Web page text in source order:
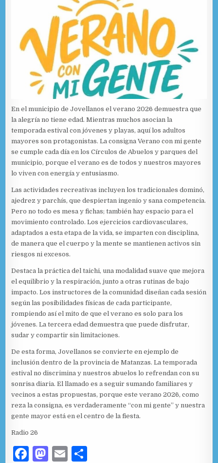
En el municipio de Jovellanos el verano 2026 demuestra que
la alegría no tiene edad. Mientras muchos asocian la
temporada estival con jóvenes y playas, aquí los adultos
mayores son protagonistas. La consigna Verano con mi gente
se cumple cada día en los Círculos de Abuelos y parques del
municipio, porque el verano es de todos y nuestros mayores
lo viven con energía y entusiasmo.
Las actividades recreativas incluyen los tradicionales dominó,
ajedrez y parchís, que despiertan ingenio y sana competencia.
Pero no todo es mesa y fichas; también hay espacio para el
movimiento controlado. Los ejercicios cardiovasculares,
adaptados a esta etapa de la vida, se imparten con disciplina,
de manera que el cuerpo y la mente se mantienen activos sin
riesgos ni excesos.
Destaca la práctica del taichi, una modalidad suave que mejora
el equilibrio y la respiración, junto a otras rutinas de bajo
impacto. Los instructores de la comunidad diseñan cada sesión
según las posibilidades físicas de cada participante,
rompiendo así el mito de que el verano es solo para los
jóvenes. La tercera edad demuestra que puede disfrutar,
sudar y compartir sin limitaciones.
De esta forma, Jovellanos se convierte en ejemplo de
inclusión dentro de la provincia de Matanzas. La temporada
estival no discrimina y nuestros abuelos lo refrendan con su
sonrisa diaria. El llamado es a seguir sumando familiares y
vecinos a estas propuestas, porque este verano 2026, como
reza la consigna, es verdaderamente “con mi gente” y nuestra
gente mayor está en el centro de la fiesta.
Radio 26
F
M E